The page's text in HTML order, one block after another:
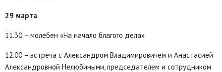
29 марта
11.30 – молебен «На начало благого дела»
12.00 – встреча с Александром Владимировичем и Анастасией
Александровной Нелюбиными, председателем и сотрудником